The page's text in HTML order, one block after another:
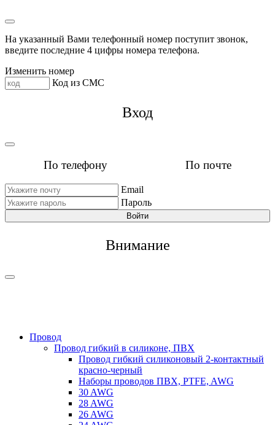
На указанный Вами телефонный номер поступит звонок,
введите последние 4 цифры номера телефона.
Изменить номер
Код из СМС
Вход
По телефону По почте
Email
Пароль
Войти
Внимание
Провод
Провод гибкий в силиконе, ПВХ
Провод гибкий силиконовый 2-контактный
красно-черный
Наборы проводов ПВХ, PTFE, AWG
30 AWG
28 AWG
26 AWG